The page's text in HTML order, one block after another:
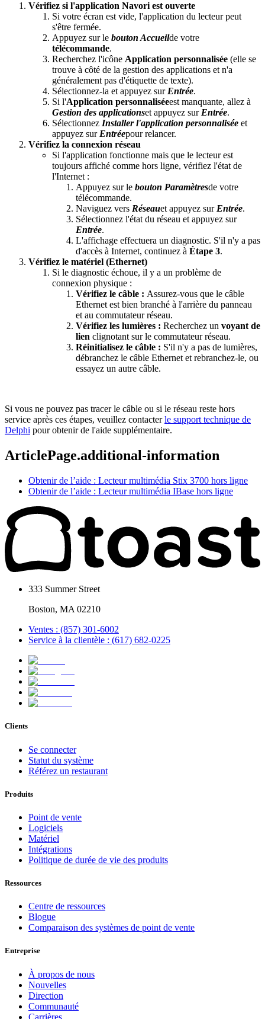
Vérifiez si l'application Navori est ouverte
Si votre écran est vide, l'application du lecteur peut
s'être fermée.
Appuyez sur le bouton Accueilde votre
télécommande.
Recherchez l'icône Application personnalisée (elle se
trouve à côté de la gestion des applications et n'a
généralement pas d'étiquette de texte).
Sélectionnez-la et appuyez sur Entrée.
Si l'Application personnaliséeest manquante, allez à
Gestion des applicationset appuyez sur Entrée.
Sélectionnez Installer l'application personnalisée et
appuyez sur Entréepour relancer.
Vérifiez la connexion réseau
Si l'application fonctionne mais que le lecteur est
toujours affiché comme hors ligne, vérifiez l'état de
l'Internet :
Appuyez sur le bouton Paramètresde votre
télécommande.
Naviguez vers Réseauet appuyez sur Entrée.
Sélectionnez l'état du réseau et appuyez sur
Entrée.
L'affichage effectuera un diagnostic. S'il n'y a pas
d'accès à Internet, continuez à Étape 3.
Vérifiez le matériel (Ethernet)
Si le diagnostic échoue, il y a un problème de
connexion physique :
Vérifiez le câble : Assurez-vous que le câble
Ethernet est bien branché à l'arrière du panneau
et au commutateur réseau.
Vérifiez les lumières : Recherchez un voyant de
lien clignotant sur le commutateur réseau.
Réinitialisez le câble : S'il n'y a pas de lumières,
débranchez le câble Ethernet et rebranchez-le, ou
essayez un autre câble.
Si vous ne pouvez pas tracer le câble ou si le réseau reste hors
service après ces étapes, veuillez contacterle support technique de
Delphi pour obtenir de l'aide supplémentaire.
ArticlePage.additional-information
Obtenir de l’aide : Lecteur multimédia Stix 3700 hors ligne
Obtenir de l’aide : Lecteur multimédia IBase hors ligne
333 Summer Street
Boston, MA 02210
Ventes : (857) 301-6002
Service à la clientèle : (617) 682-0225
Clients
Se connecter
Statut du système
Référez un restaurant
Produits
Point de vente
Logiciels
Matériel
Intégrations
Politique de durée de vie des produits
Ressources
Centre de ressources
Blogue
Comparaison des systèmes de point de vente
Entreprise
À propos de nous
Nouvelles
Direction
Communauté
Carrières